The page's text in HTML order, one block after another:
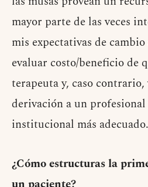
mayor parte de las veces
mis expectativas de
evaluar costo/beneficio de
terapeuta y, caso
derivación a un
institucional más adecuado.
¿Cómo estructuras la